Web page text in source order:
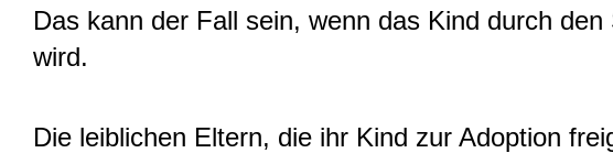
Das kann der Fall sein, wenn das Kind durch
wird.
Die leiblichen Eltern, die ihr Kind zur Adoption